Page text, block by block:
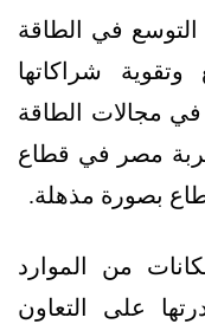
التوسع في الطاقة
شراكاتها
في مجالات الطاقة
مصر في قطاع
بصورة مذهلة.
من الموارد
على التعاون